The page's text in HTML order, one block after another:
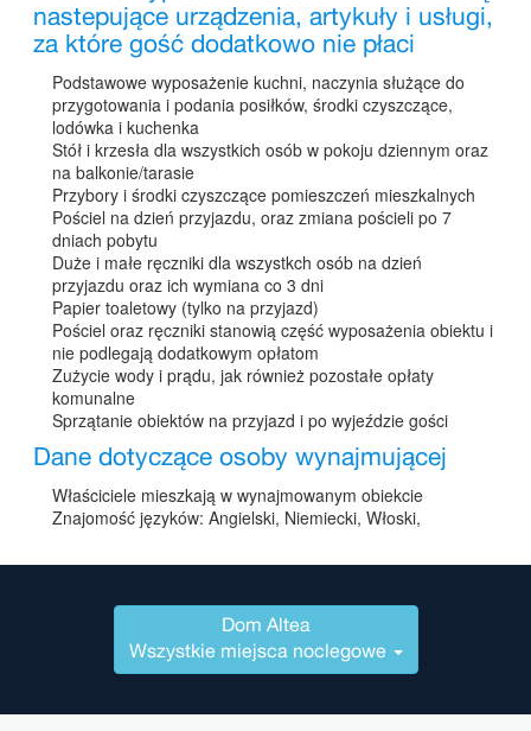
nastepujące urządzenia, artykuły i usługi,
za które gość dodatkowo nie płaci
Podstawowe wyposażenie kuchni, naczynia służące do
przygotowania i podania posiłków, środki czyszczące,
lodówka i kuchenka
Stół i krzesła dla wszystkich osób w pokoju dziennym oraz
na balkonie/tarasie
Przybory i środki czyszczące pomieszczeń mieszkalnych
Pościel na dzień przyjazdu, oraz zmiana pościeli po 7
dniach pobytu
Duże i małe ręczniki dla wszystkch osób na dzień
przyjazdu oraz ich wymiana co 3 dni
Papier toaletowy (tylko na przyjazd)
Pościel oraz ręczniki stanowią część wyposażenia obiektu i
nie podlegają dodatkowym opłatom
Zużycie wody i prądu, jak również pozostałe opłaty
komunalne
Sprzątanie obiektów na przyjazd i po wyjeździe gości
Dane dotyczące osoby wynajmującej
Właściciele mieszkają w wynajmowanym obiekcie
Znajomość języków: Angielski, Niemiecki, Włoski,
Dom Altea
Wszystkie miejsca noclegowe